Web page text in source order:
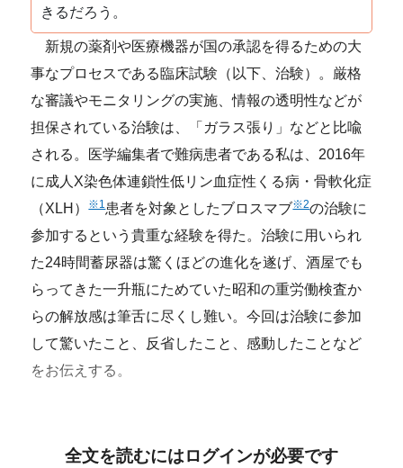
きるだろう。
新規の薬剤や医療機器が国の承認を得るための大
事なプロセスである臨床試験（以下、治験）。厳格
な審議やモニタリングの実施、情報の透明性などが
担保されている治験は、「ガラス張り」などと比喩
される。 医学編集者で難病患者である私は、2016年
に成人 X染色体連鎖性低リン血症性くる病・骨軟化症
（XLH）※1患者を対象としたブロスマブ※2の治験に
参加するという貴重な経験を得た。治験に用いられ
た24時間蓄尿器は驚くほどの進化を遂げ、酒屋でも
らってきた一升瓶にためていた昭和の重労働検査か
らの解放感は筆舌に尽くし難い。今回は治験に参加
して驚いたこと、反省したこと、感動したことなど
をお伝えする。
全文を読むにはログインが必要です